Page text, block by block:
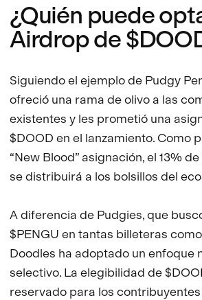
¿Quién puede
Airdrop de
Siguiendo el ejemplo de Pudgy
ofreció una rama de olivo a las
existentes y les prometió una
$DOOD en el lanzamiento. Como
“New Blood” asignación, el 13%
se distribuirá a los bolsillos del
A diferencia de Pudgies, que
$PENGU en tantas billeteras
Doodles ha adoptado un enfoque
selectivo. La elegibilidad de
reservado para los contribuyentes